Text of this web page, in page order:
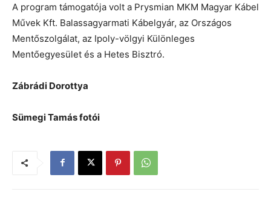
A program támogatója volt a Prysmian MKM Magyar Kábel
Művek Kft. Balassagyarmati Kábelgyár, az Országos
Mentőszolgálat, az Ipoly-völgyi Különleges
Mentőegyesület és a Hetes Bisztró.
Zábrádi Dorottya
Sümegi Tamás fotói